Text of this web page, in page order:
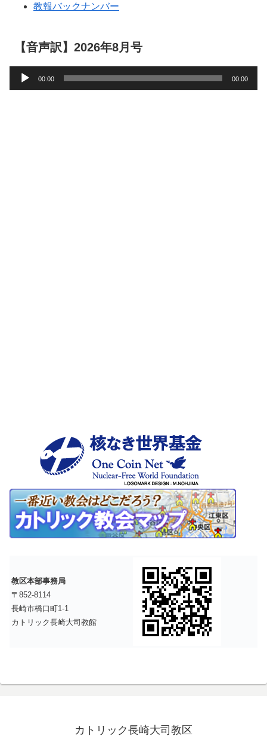
教報バックナンバー
【音声訳】2026年8月号
声
00:00 00:00
教区本部事務局
〒852-8114
長崎市橋口町1-1
カトリック長崎大司教館
カトリック長崎大司教区